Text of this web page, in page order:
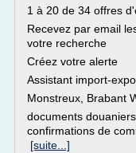
1 à 20 de 34 offres
Recevez par email
votre recherche
Créez votre alerte
Assistant import-
Monstreux, Brabant
documents
confirmations de
[suite...]